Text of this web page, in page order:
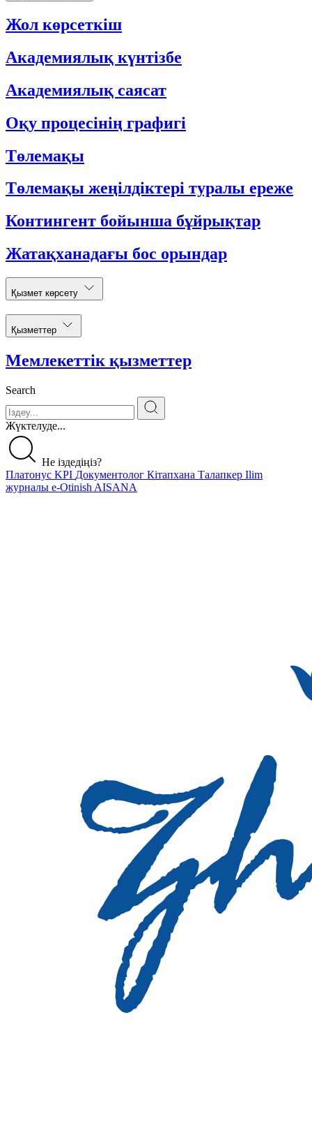
Жол көрсеткіш
Академиялық күнтізбе
Академиялық саясат
Оқу процесінің графигі
Төлемақы
Төлемақы жеңілдіктері туралы ереже
Контингент бойынша бұйрықтар
Жатақханадағы бос орындар
Қызмет көрсету
Қызметтер
Мемлекеттік қызметтер
Search
Жүктелуде...
Не іздедіңіз?
Платонус KPI Документолог Кітапхана Талапкер Ilim
журналы e-Otinish AISANA